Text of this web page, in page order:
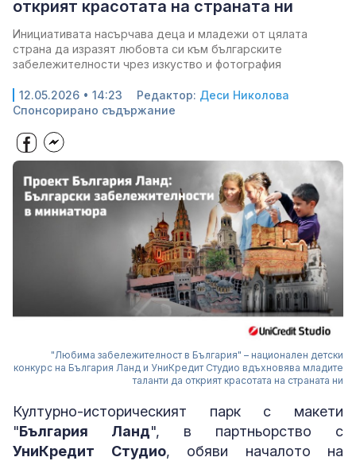
открият красотата на страната ни
Инициативата насърчава деца и младежи от цялата
страна да изразят любовта си към българските
забележителности чрез изкуство и фотография
12.05.2026 • 14:23 Редактор: Деси Николова
Спонсорирано съдържание
"Любима забележителност в България" – национален детски
конкурс на България Ланд и УниКредит Студио вдъхновява младите
таланти да открият красотата на страната ни
Културно-историческият парк с макети
"България Ланд", в партньорство с
УниКредит Студио, обяви началото на